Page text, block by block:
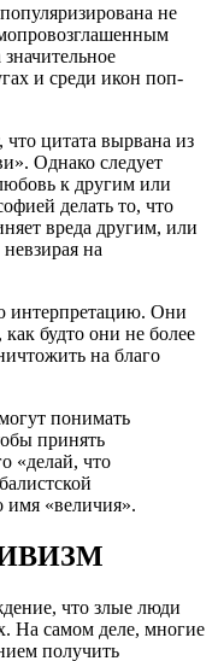
не
и среди икон поп-
цитата вырвана из
Однако следует
к другим или
делать то, что
вреда другим, или
на
интерпретацию. Они
будто они не более
на благо
понимать
принять
«делай, что
имя «величия».
что злые люди
На самом деле, многие
получить